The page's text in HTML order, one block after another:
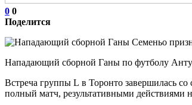
0 0
Поделится
Нападающий сборной Ганы по футболу
Встреча группы L в Торонто завершилась
полный матч, результативными действиями